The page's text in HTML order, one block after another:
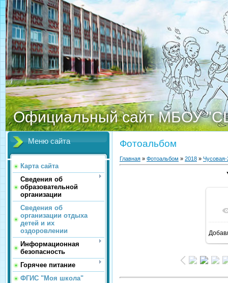
Официальный сайт МБОУ
Меню сайта
Карта сайта
Сведения об
образовательной
организации
Сведения об
организации отдыха
детей и их
оздоровлении
Информационная
безопасность
Горячее питание
ФГИС "Моя школа"
Фотоальбом
Главная » Фотоальбом » 2018 » Чусовая-